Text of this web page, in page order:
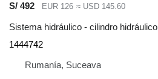
S/ 492 EUR 126 ≈ USD 145.60
Sistema hidráulico - cilindro hidráulico
1444742
Rumanía, Suceava